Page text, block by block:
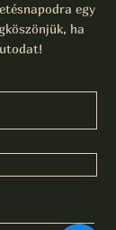
egy
ha